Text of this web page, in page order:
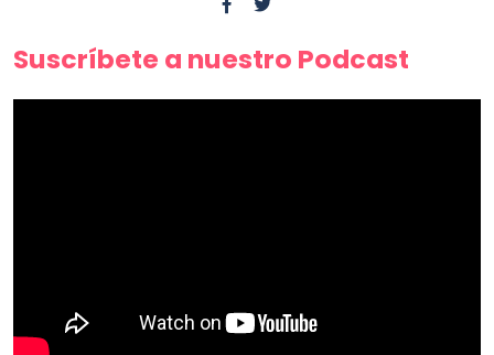
Suscríbete a nuestro Podcast